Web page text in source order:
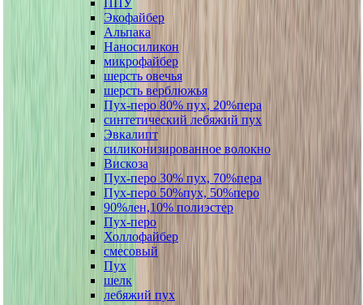
ППУ
Экофайбер
Альпака
Наносиликон
микрофайбер
шерсть овечья
шерсть верблюжья
Пух-перо 80% пух, 20%пера
синтетический лебяжий пух
Эвкалипт
силиконизированное волокно
Вискоза
Пух-перо 30% пух, 70%пера
Пух-перо 50%пух, 50%перо
90%лен,10% полиэстер
Пух-перо
Холлофайбер
смесовый
Пух
шелк
лебяжий пух